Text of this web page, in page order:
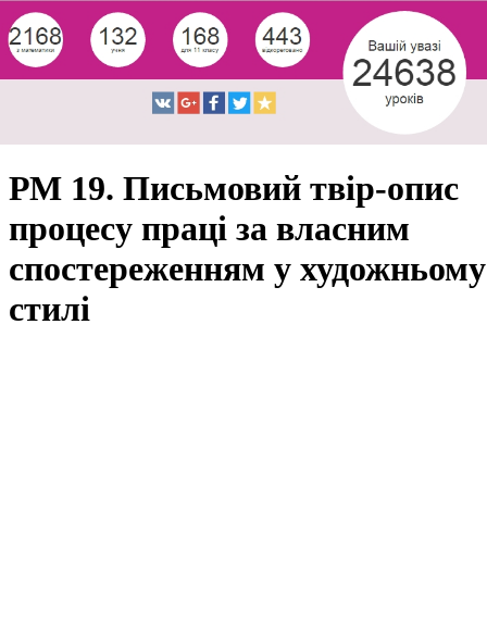
РМ 19. Письмовий твір-опис
процесу праці за власним
спостереженням у художньому
стилі